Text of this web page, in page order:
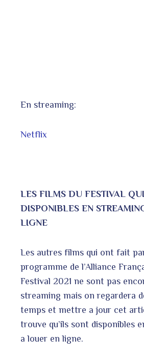
En streaming:
Netflix
LES FILMS DU FESTIVAL
DISPONIBLES EN
LIGNE
Les autres films qui ont fait
programme de l’Alliance
Festival 2021 ne sont pas
streaming mais on regardera
temps et mettre a jour cet
trouve qu’ils sont disponibles
a louer en ligne.